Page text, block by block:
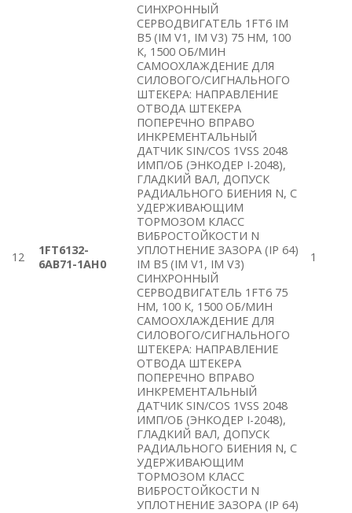
12
1FT6132-
6AB71-1AH0
СИНХРОННЫЙ
СЕРВОДВИГАТЕЛЬ 1FT6 IM
B5 (IM V1, IM V3) 75 HM, 100
К, 1500 ОБ/МИН
САМООХЛАЖДЕНИЕ ДЛЯ
СИЛОВОГО/СИГНАЛЬНОГО
ШТЕКЕРА: НАПРАВЛЕНИЕ
ОТВОДА ШТЕКЕРА
ПОПЕРЕЧНО ВПРАВО
ИНКРЕМЕНТАЛЬНЫЙ
ДАТЧИК SIN/COS 1VSS 2048
ИМП/ОБ (ЭНКОДЕР I-2048),
ГЛАДКИЙ ВАЛ, ДОПУСК
РАДИАЛЬНОГО БИЕНИЯ N, С
УДЕРЖИВАЮЩИМ
ТОРМОЗОМ КЛАСС
ВИБРОСТОЙКОСТИ N
УПЛОТНЕНИЕ ЗАЗОРА (IP 64)
IM B5 (IM V1, IM V3)
СИНХРОННЫЙ
СЕРВОДВИГАТЕЛЬ 1FT6 75
HM, 100 К, 1500 ОБ/МИН
САМООХЛАЖДЕНИЕ ДЛЯ
СИЛОВОГО/СИГНАЛЬНОГО
ШТЕКЕРА: НАПРАВЛЕНИЕ
ОТВОДА ШТЕКЕРА
ПОПЕРЕЧНО ВПРАВО
ИНКРЕМЕНТАЛЬНЫЙ
ДАТЧИК SIN/COS 1VSS 2048
ИМП/ОБ (ЭНКОДЕР I-2048),
ГЛАДКИЙ ВАЛ, ДОПУСК
РАДИАЛЬНОГО БИЕНИЯ N, С
УДЕРЖИВАЮЩИМ
ТОРМОЗОМ КЛАСС
ВИБРОСТОЙКОСТИ N
УПЛОТНЕНИЕ ЗАЗОРА (IP 64)
1